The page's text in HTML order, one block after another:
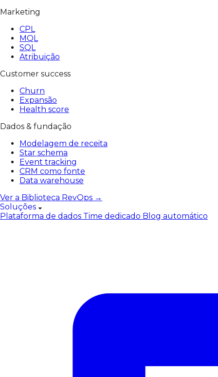
Marketing
CPL
MQL
SQL
Atribuição
Customer success
Churn
Expansão
Health score
Dados & fundação
Modelagem de receita
Star schema
Event tracking
CRM como fonte
Data warehouse
Ver a Biblioteca RevOps →
Soluções
Plataforma de dados Time dedicado Blog automático